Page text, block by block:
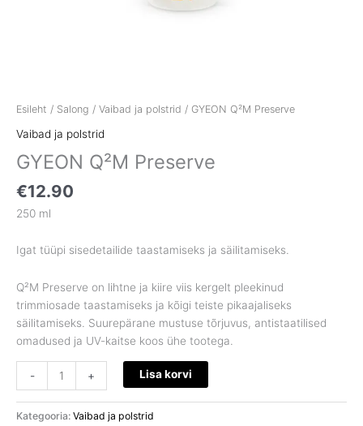
Esileht / Salong / Vaibad ja polstrid / GYEON Q²M Preserve
Vaibad ja polstrid
GYEON Q²M Preserve
€12.90
250 ml
Igat tüüpi sisedetailide taastamiseks ja säilitamiseks.
Q²M Preserve on lihtne ja kiire viis kergelt pleekinud
trimmiosade taastamiseks ja kõigi teiste pikaajaliseks
säilitamiseks. Suurepärane mustuse tõrjuvus, antistaatilised
omadused ja UV-kaitse koos ühe tootega.
- + Lisa korvi
Kategooria: Vaibad ja polstrid